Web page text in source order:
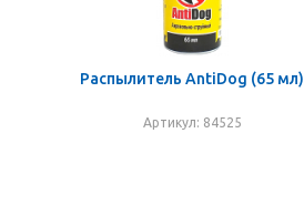
Распылитель AntiDog (65 мл)
Артикул: 84525